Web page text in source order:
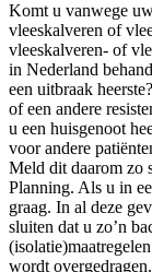
Komt u vanwege
vleeskalveren of
vleeskalveren- of
in Nederland
een uitbraak
of een andere
u een huisgenoot
voor andere
Meld dit daarom zo
Planning. Als u in
graag. In al deze
sluiten dat u zo’n
wordt overgedragen.